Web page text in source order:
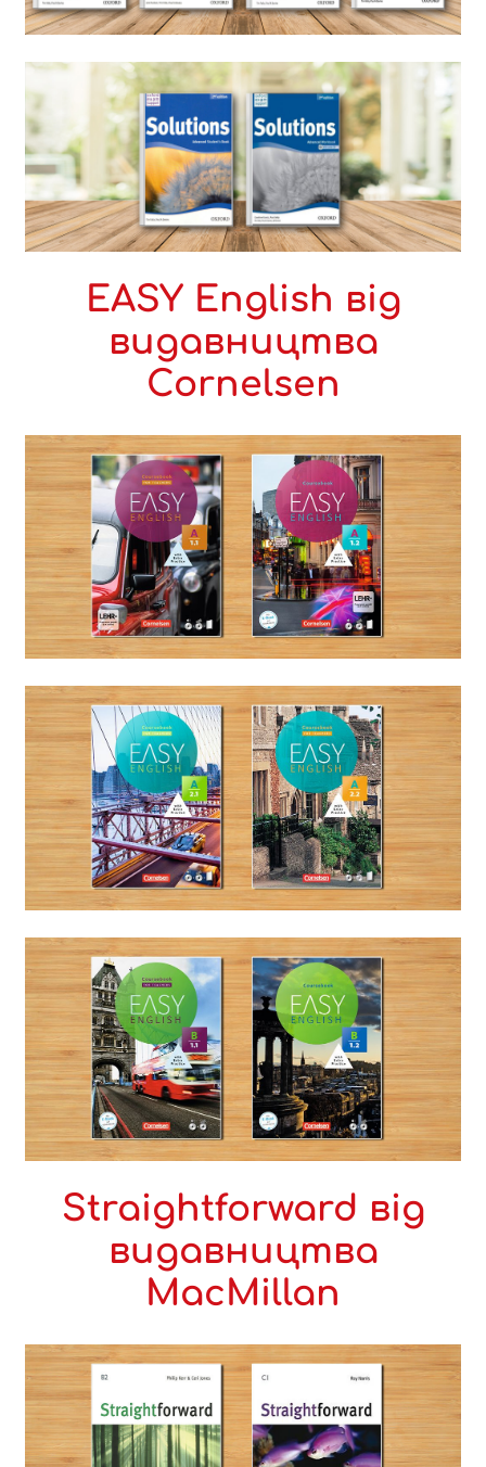
EASY English від
видавництва
Cornelsen
Straightforward від
видавництва
MacMillan